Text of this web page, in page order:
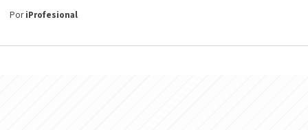
PoriProfesional